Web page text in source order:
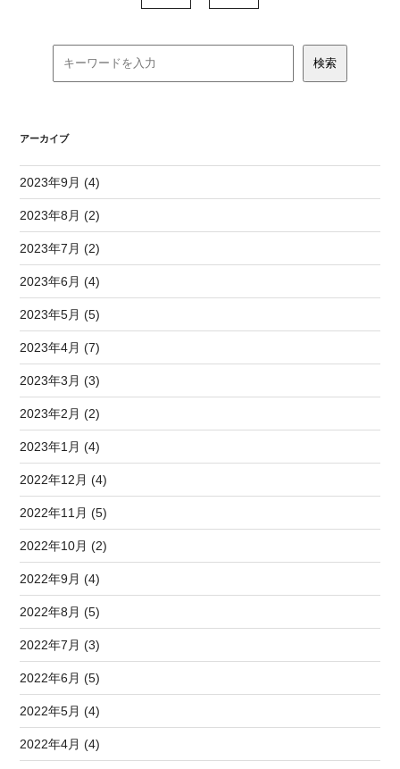
アーカイブ
2023年9月 (4)
2023年8月 (2)
2023年7月 (2)
2023年6月 (4)
2023年5月 (5)
2023年4月 (7)
2023年3月 (3)
2023年2月 (2)
2023年1月 (4)
2022年12月 (4)
2022年11月 (5)
2022年10月 (2)
2022年9月 (4)
2022年8月 (5)
2022年7月 (3)
2022年6月 (5)
2022年5月 (4)
2022年4月 (4)